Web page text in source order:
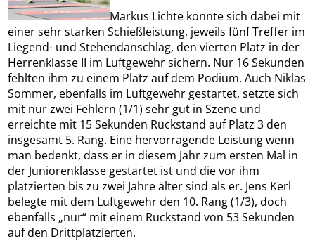
Markus Lichte konnte sich dabei mit
einer sehr starken Schießleistung, jeweils fünf Treffer im
Liegend- und Stehendanschlag, den vierten Platz in der
Herrenklasse II im Luftgewehr sichern. Nur 16 Sekunden
fehlten ihm zu einem Platz auf dem Podium. Auch Niklas
Sommer, ebenfalls im Luftgewehr gestartet, setzte sich
mit nur zwei Fehlern (1/1) sehr gut in Szene und
erreichte mit 15 Sekunden Rückstand auf Platz 3 den
insgesamt 5. Rang. Eine hervorragende Leistung wenn
man bedenkt, dass er in diesem Jahr zum ersten Mal in
der Juniorenklasse gestartet ist und die vor ihm
platzierten bis zu zwei Jahre älter sind als er. Jens Kerl
belegte mit dem Luftgewehr den 10. Rang (1/3), doch
ebenfalls „nur“ mit einem Rückstand von 53 Sekunden
auf den Drittplatzierten.